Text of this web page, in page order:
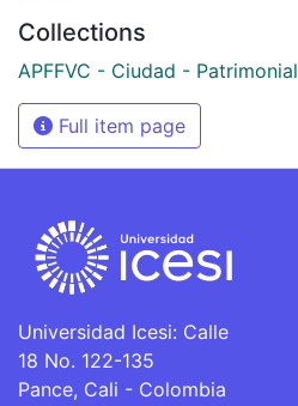
Collections
APFFVC - Ciudad - Patrimonial
Full item page
Universidad Icesi: Calle
18 No. 122-135
Pance, Cali - Colombia